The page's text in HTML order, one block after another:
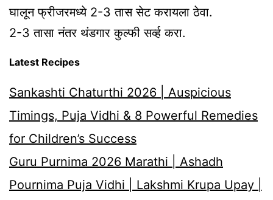
घालून फ्रीजरमध्ये 2-3 तास सेट करायला ठेवा.
2-3 तासा नंतर थंडगार कुल्फी सर्व्ह करा.
Latest Recipes
Sankashti Chaturthi 2026 | Auspicious
Timings, Puja Vidhi & 8 Powerful Remedies
for Children’s Success
Guru Purnima 2026 Marathi | Ashadh
Pournima Puja Vidhi | Lakshmi Krupa Upay |